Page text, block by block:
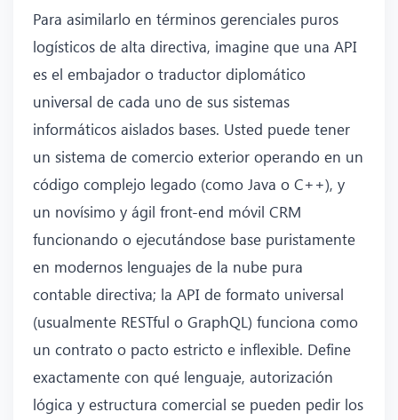
Para asimilarlo en términos gerenciales puros
logísticos de alta directiva, imagine que una API
es el embajador o traductor diplomático
universal de cada uno de sus sistemas
informáticos aislados bases. Usted puede tener
un sistema de comercio exterior operando en un
código complejo legado (como Java o C++), y
un novísimo y ágil front-end móvil CRM
funcionando o ejecutándose base puristamente
en modernos lenguajes de la nube pura
contable directiva; la API de formato universal
(usualmente RESTful o GraphQL) funciona como
un contrato o pacto estricto e inflexible. Define
exactamente con qué lenguaje, autorización
lógica y estructura comercial se pueden pedir los